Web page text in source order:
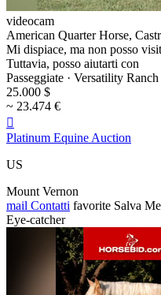
videocam
American Quarter Horse,
Mi dispiace, ma non posso
Tuttavia, posso aiutarti con
Passeggiate · Versatility
25.000 $
~ 23.474 €

Platinum Equine Auction
US
Mount Vernon
mail Contatti favorite Salva
Eye-catcher